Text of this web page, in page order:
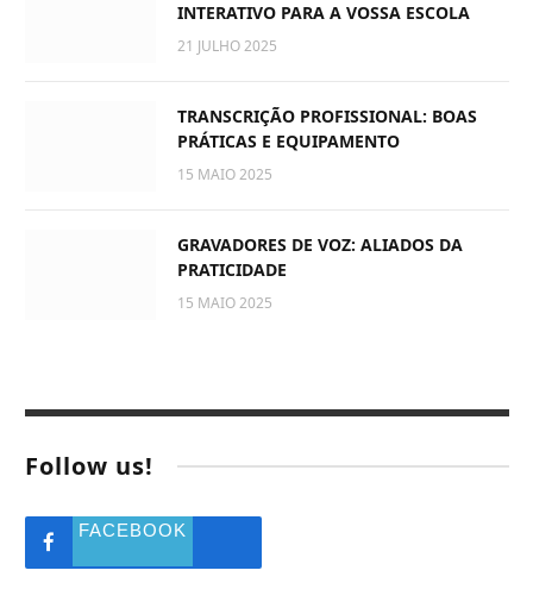
INTERATIVO PARA A VOSSA ESCOLA
21 JULHO 2025
TRANSCRIÇÃO PROFISSIONAL: BOAS
PRÁTICAS E EQUIPAMENTO
15 MAIO 2025
GRAVADORES DE VOZ: ALIADOS DA
PRATICIDADE
15 MAIO 2025
Follow us!
FACEBOOK